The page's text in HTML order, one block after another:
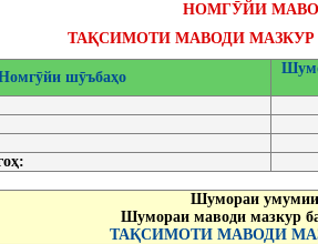
НОМГӮЙИ
ТАҚСИМОТИ МАВОДИ
шӯъбаҳо
Шумораи умумии
Шумораи маводи мазкур
ТАҚСИМОТИ МАВОДИ